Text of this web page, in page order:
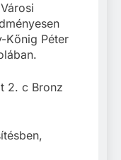
Kőnig Péter
2. c Bronz